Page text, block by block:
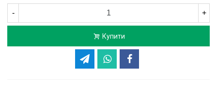
- +
Купити